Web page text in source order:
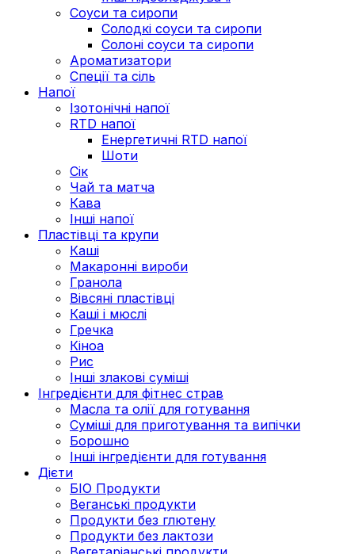
Соуси та сиропи
Солодкі соуси та сиропи
Солоні соуси та сиропи
Ароматизатори
Спеції та сіль
Напої
Ізотонічні напої
RTD напої
Енергетичні RTD напої
Шоти
Сік
Чай та матча
Кава
Інші напої
Пластівці та крупи
Каші
Макаронні вироби
Гранола
Вівсяні пластівці
Каші і мюслі
Гречка
Кіноа
Рис
Інші злакові суміші
Інгредієнти для фітнес страв
Масла та олії для готування
Суміші для приготування та випічки
Борошно
Інші інгредієнти для готування
Дієти
БІО Продукти
Веганські продукти
Продукти без глютену
Продукти без лактози